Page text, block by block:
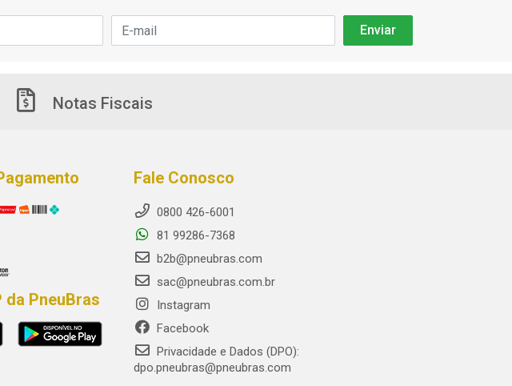
Notas Fiscais
da PneuBras
Fale Conosco
0800 426-6001
81 99286-7368
b2b@pneubras.com
sac@pneubras.com.br
Instagram
Facebook
Privacidade e Dados (DPO):
dpo.pneubras@pneubras.com